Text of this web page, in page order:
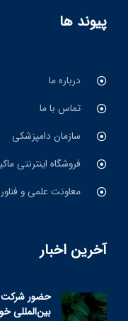
پیوند ها
درباره ما
تماس با ما
سازمان دامپزشکی
فروشگاه اینترنتی
معاونت علمی و
آخرین اخبار
حضور شرکت
بین‌المللی